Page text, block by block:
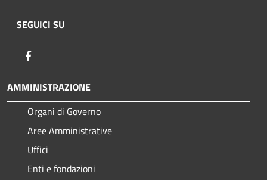
SEGUICI SU
AMMINISTRAZIONE
Organi di Governo
Aree Amministrative
Uffici
Enti e fondazioni